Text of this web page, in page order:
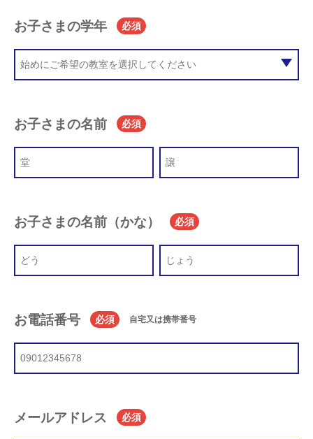
お子さまの学年 必須
お子さまの名前 必須
お子さまの名前（かな） 必須
お電話番号 必須 自宅又は携帯番号
メールアドレス 必須